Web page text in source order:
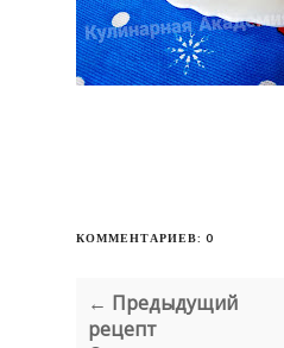
КОММЕНТАРИЕВ: 0
← Предыдущий
рецепт